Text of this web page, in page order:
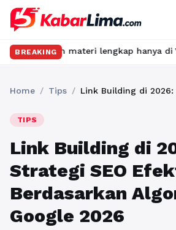
BREAKING
lengkap hanya di
Home / Tips /
TIPS
Link Building di
Strategi SEO
Berdasarkan
Google 2026